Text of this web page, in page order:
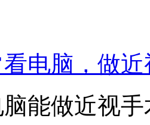
看电脑，做
能做近视